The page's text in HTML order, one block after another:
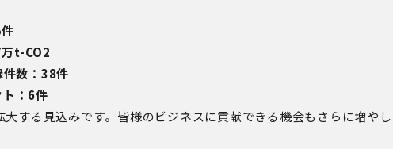
t-CO2
数：38件
ト：6件
する見込みです。皆様のビジネスに貢献できる機会もさらに増やし